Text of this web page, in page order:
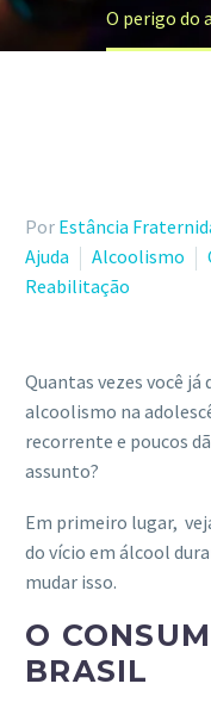
O perigo do
Por Estância
Ajuda
Alcoolismo
Reabilitação
Quantas vezes você
alcoolismo na
recorrente e poucos
assunto?
Em primeiro lugar,
do vício em álcool
mudar isso.
O
BRASIL